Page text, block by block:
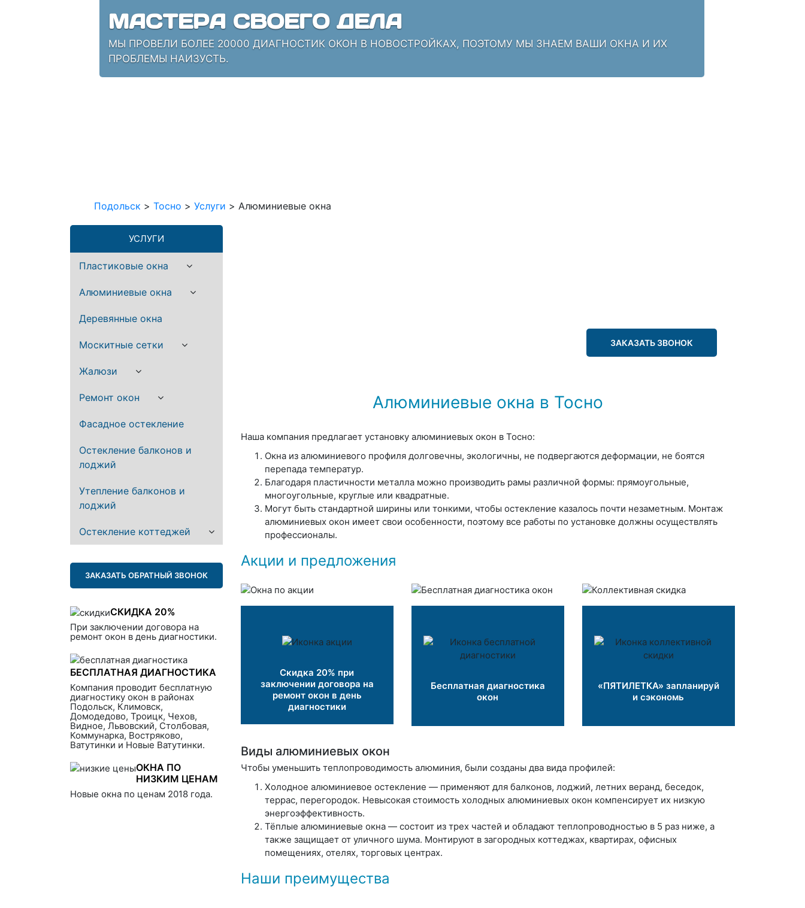
МАСТЕРА СВОЕГО ДЕЛА
МЫ ПРОВЕЛИ БОЛЕЕ 20000 ДИАГНОСТИК ОКОН В НОВОСТРОЙКАХ, ПОЭТОМУ МЫ ЗНАЕМ ВАШИ ОКНА И ИХ
ПРОБЛЕМЫ НАИЗУСТЬ.
Подольск > Тосно > Услуги > Алюминиевые окна
УСЛУГИ
Пластиковые окна
Алюминиевые окна
Деревянные окна
Москитные сетки
Жалюзи
Ремонт окон
Фасадное остекление
Остекление балконов и
лоджий
Утепление балконов и
лоджий
Остекление коттеджей
ЗАКАЗАТЬ ОБРАТНЫЙ ЗВОНОК
СКИДКА 20%
При заключении договора на
ремонт окон в день диагностики.
БЕСПЛАТНАЯ ДИАГНОСТИКА
Компания проводит бесплатную
диагностику окон в районах
Подольск, Климовск,
Домодедово, Троицк, Чехов,
Видное, Львовский, Столбовая,
Коммунарка, Востряково,
Ватутинки и Новые Ватутинки.
ОКНА ПО
НИЗКИМ ЦЕНАМ
Новые окна по ценам 2018 года.
ЗАКАЗАТЬ ЗВОНОК
Алюминиевые окна в Тосно
Наша компания предлагает установку алюминиевых окон в Тосно:
Окна из алюминиевого профиля долговечны, экологичны, не подвергаются деформации, не боятся
перепада температур.
Благодаря пластичности металла можно производить рамы различной формы: прямоугольные,
многоугольные, круглые или квадратные.
Могут быть стандартной ширины или тонкими, чтобы остекление казалось почти незаметным. Монтаж
алюминиевых окон имеет свои особенности, поэтому все работы по установке должны осуществлять
профессионалы.
Акции и предложения
Скидка 20% при
заключении договора на
ремонт окон в день
диагностики
Бесплатная диагностика
окон
«ПЯТИЛЕТКА» запланируй
и сэкономь
Виды алюминиевых окон
Чтобы уменьшить теплопроводимость алюминия, были созданы два вида профилей:
Холодное алюминиевое остекление — применяют для балконов, лоджий, летних веранд, беседок,
террас, перегородок. Невысокая стоимость холодных алюминиевых окон компенсирует их низкую
энергоэффективность.
Тёплые алюминиевые окна — состоит из трех частей и обладают теплопроводностью в 5 раз ниже, а
также защищает от уличного шума. Монтируют в загородных коттеджах, квартирах, офисных
помещениях, отелях, торговых центрах.
Наши преимущества